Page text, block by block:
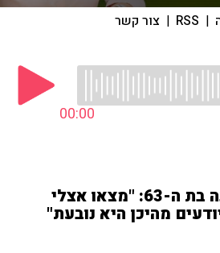
|
RSS
| צור קשר
00:00
הכל תקין? המאזינה בת ה-63: "מצאו אצלי
מהיכן היא נובעת"